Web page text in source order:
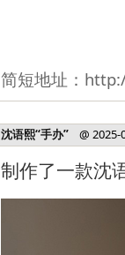
简短地址：
沈语熙“手办” @ 2025-
制作了一款沈